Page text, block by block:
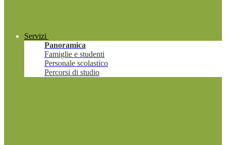
Servizi
Panoramica
Famiglie e studenti
Personale scolastico
Percorsi di studio